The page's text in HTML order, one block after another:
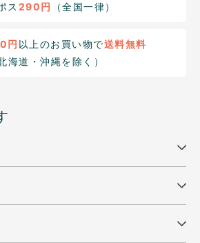
ス 290円 （全国一律）
円 以上のお買い物で送料無料
北海道・沖縄を除く）